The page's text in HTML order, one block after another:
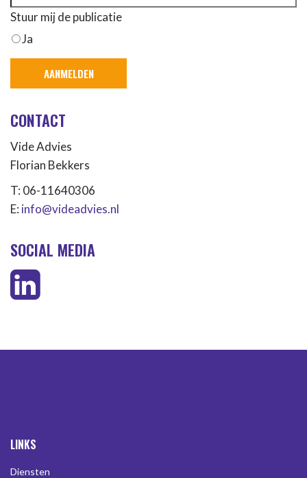
Stuur mij de publicatie
Ja
CONTACT
Vide Advies
Florian Bekkers
T: 06-11640306
E: info@videadvies.nl
SOCIAL MEDIA
LINKS
Diensten